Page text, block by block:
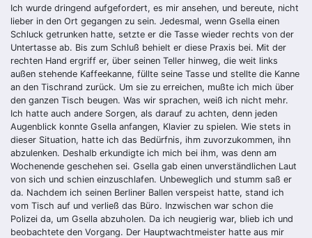
Ich wurde dringend aufgefordert, es mir ansehen, und bereute, nicht
lieber in den Ort gegangen zu sein. Jedesmal, wenn Gsella einen
Schluck getrunken hatte, setzte er die Tasse wieder rechts von der
Untertasse ab. Bis zum Schluß behielt er diese Praxis bei. Mit der
rechten Hand ergriff er, über seinen Teller hinweg, die weit links
außen stehende Kaffeekanne, füllte seine Tasse und stellte die Kanne
an den Tischrand zurück. Um sie zu erreichen, mußte ich mich über
den ganzen Tisch beugen. Was wir sprachen, weiß ich nicht mehr.
Ich hatte auch andere Sorgen, als darauf zu achten, denn jeden
Augenblick konnte Gsella anfangen, Klavier zu spielen. Wie stets in
dieser Situation, hatte ich das Bedürfnis, ihm zuvorzukommen, ihn
abzulenken. Deshalb erkundigte ich mich bei ihm, was denn am
Wochenende geschehen sei. Gsella gab einen unverständlichen Laut
von sich und schien einzuschlafen. Unbeweglich und stumm saß er
da. Nachdem ich seinen Berliner Ballen verspeist hatte, stand ich
vom Tisch auf und verließ das Büro. Inzwischen war schon die
Polizei da, um Gsella abzuholen. Da ich neugierig war, blieb ich und
beobachtete den Vorgang. Der Hauptwachtmeister hatte aus mir